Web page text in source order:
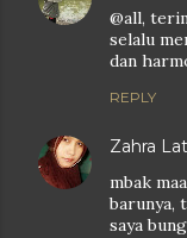
@all,
selalu
dan
REPLY
Zahra
mbak
barunya,
saya